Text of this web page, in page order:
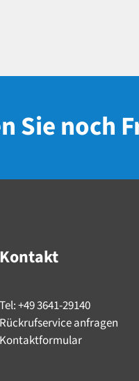
Sie noch
Kontakt
Tel: +49 3641-29140
Rückrufservice anfragen
Kontaktformular